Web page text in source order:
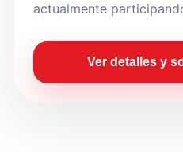
actualmente
Ver detalles y